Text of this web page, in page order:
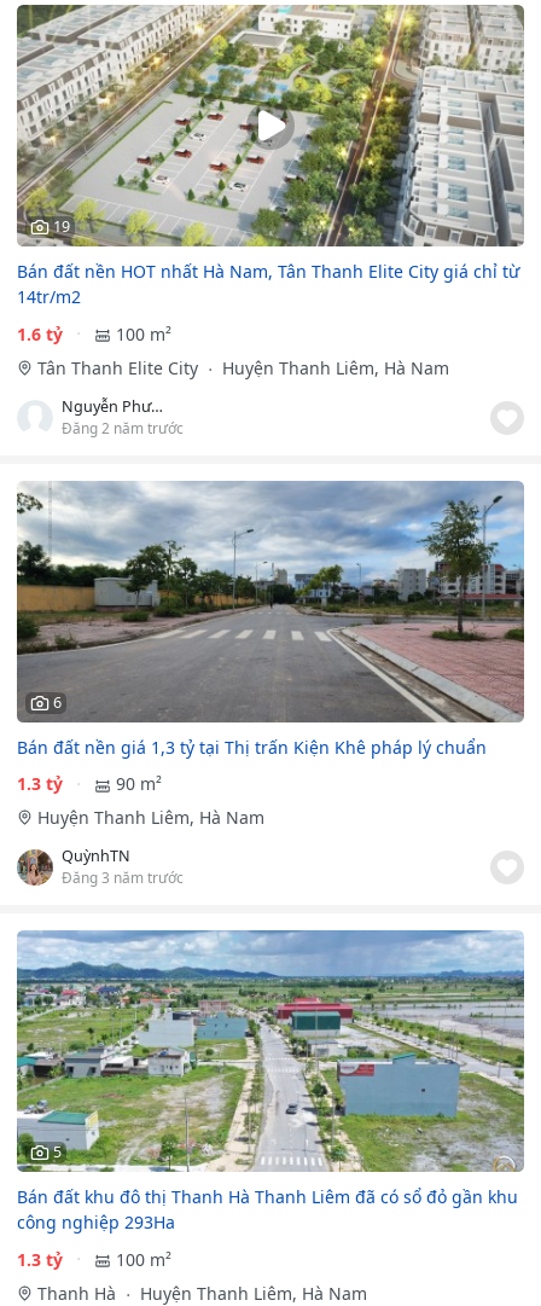
19
Bán đất nền HOT nhất Hà Nam, Tân Thanh Elite City giá chỉ từ
14tr/m2
1.6 tỷ
100 m²
Tân Thanh Elite City
Huyện Thanh Liêm, Hà Nam
Nguyễn Phương Thảo
Đăng 2 năm trước
6
Bán đất nền giá 1,3 tỷ tại Thị trấn Kiện Khê pháp lý chuẩn
1.3 tỷ
90 m²
Huyện Thanh Liêm, Hà Nam
QuỳnhTN
Đăng 3 năm trước
5
Bán đất khu đô thị Thanh Hà Thanh Liêm đã có sổ đỏ gần khu
công nghiệp 293Ha
1.3 tỷ
100 m²
Thanh Hà
Huyện Thanh Liêm, Hà Nam